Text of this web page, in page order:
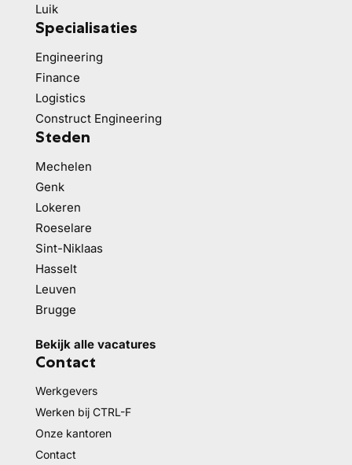
Luik
Specialisaties
Engineering
Finance
Logistics
Construct Engineering
Steden
Mechelen
Genk
Lokeren
Roeselare
Sint-Niklaas
Hasselt
Leuven
Brugge
Bekijk alle vacatures
Contact
Werkgevers
Werken bij CTRL-F
Onze kantoren
Contact